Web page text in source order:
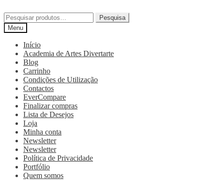
Pesquisa
Menu
Início
Academia de Artes Divertarte
Blog
Carrinho
Condições de Utilização
Contactos
EverCompare
Finalizar compras
Lista de Desejos
Loja
Minha conta
Newsletter
Newsletter
Política de Privacidade
Portfólio
Quem somos